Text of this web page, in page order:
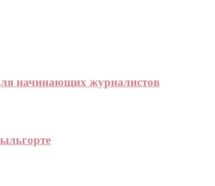
начинающих журналистов